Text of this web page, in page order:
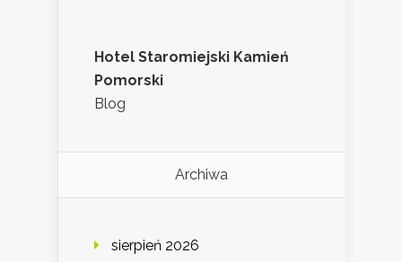
Hotel Staromiejski Kamień
Pomorski
Blog
Archiwa
sierpień 2026